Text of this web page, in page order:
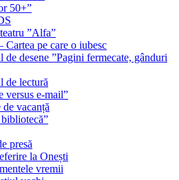
50+”
”Alfa”
Cartea pe care o iubesc
de desene ”Pagini fermecate, gânduri
de lectură
versus e-mail”
vacanță
presă
la Onești
vremii